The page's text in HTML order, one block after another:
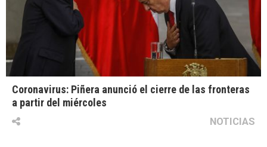
Coronavirus: Piñera anunció el cierre de las fronteras
a partir del miércoles
NOTICIAS